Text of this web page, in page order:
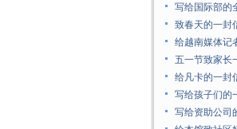
写给国际部的
致春天的一封
给越南媒体记
五一节致家长
给凡卡的一封
写给孩子们的
写给资助公司